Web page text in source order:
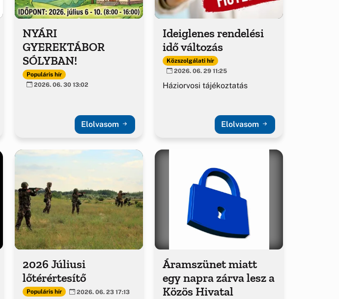
NYÁRI
GYEREKTÁBOR
SÓLYBAN!
Populáris hír
2026. 06. 30 13:02
Elolvasom
Ideiglenes rendelési
idő változás
Közszolgálati hír
2026. 06. 29 11:25
Háziorvosi tájékoztatás
Elolvasom
2026 Júliusi
lőtérértesítő
Populáris hír 2026. 06. 23 17:13
Áramszünet miatt
egy napra zárva lesz a
Közös Hivatal